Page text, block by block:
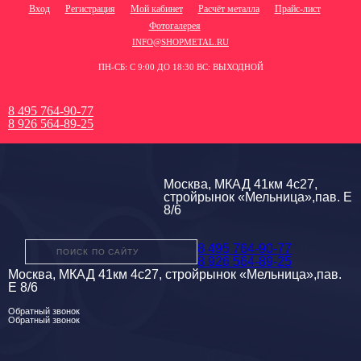
Вход Регистрация Мой кабинет Расчёт металла
Прайс-лист
Фотогалерея
INFO@SHOPMETAL.RU
ПН-СБ: С 9:00 ДО 18:30 ВС: ВЫХОДНОЙ
8 495 764-90-77
8 926 564-89-25
Москва, МКАД 41км 4с27,
стройрынок «Мельница»,пав. Е
8/6
8 495 764-90-77
8 926 564-89-25
Москва, МКАД 41км 4с27, стройрынок «Мельница»,пав.
Е 8/6
Обратный звонок
Обратный звонок